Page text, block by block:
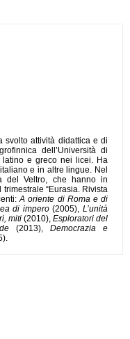
svolto attività didattica e di
dell’Università di
latino e greco nei licei. Ha
e in altre lingue. Nel
del Veltro, che hanno in
“Eurasia. Rivista
A oriente di Roma e di
di impero(2005), L’unità
miti(2010), Esploratori del
(2013),Democrazia e